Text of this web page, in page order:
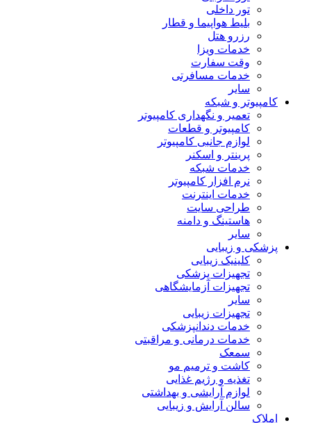
تور داخلی
بلیط هواپیما و قطار
رزرو هتل
خدمات ویزا
وقت سفارت
خدمات مسافرتی
سایر
کامپیوتر و شبکه
تعمیر و نگهداری کامپیوتر
کامپیوتر و قطعات
لوازم جانبی کامپیوتر
پرینتر و اسکنر
خدمات شبکه
نرم افزار کامپیوتر
خدمات اینترنت
طراحی سایت
هاستینگ و دامنه
سایر
پزشکی و زیبایی
کلینیک زیبایی
تجهیزات پزشکی
تجهیزات آزمایشگاهی
سایر
تجهیزات زیبایی
خدمات دندانپزشکی
خدمات درمانی و مراقبتی
سمعک
کاشت و ترمیم مو
تغذیه و رژیم غذایی
لوازم آرایشی و بهداشتی
سالن آرایش و زیبایی
املاک